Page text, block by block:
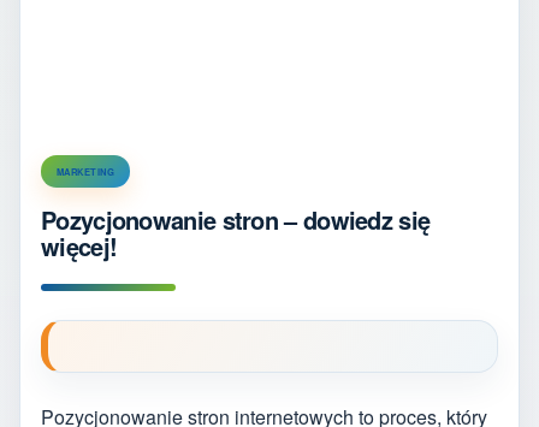
MARKETING
Pozycjonowanie stron – dowiedz się
więcej!
Pozycjonowanie stron internetowych to proces, który